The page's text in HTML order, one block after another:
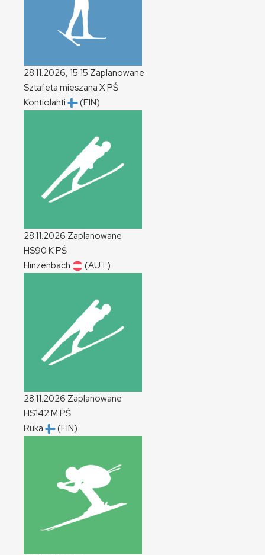
28.11.2026, 15:15 Zaplanowane
Sztafeta mieszana XPŚ
Kontiolahti
(FIN)
28.11.2026 Zaplanowane
HS90 KPŚ
Hinzenbach
(AUT)
28.11.2026 Zaplanowane
HS142M PŚ
Ruka
(FIN)